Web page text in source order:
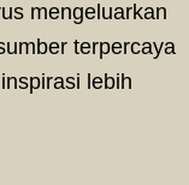
mengeluarkan
terpercaya
lebih